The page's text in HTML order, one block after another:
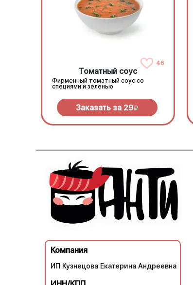
46
Томатный соус
Фирменный томатный соус со
специями и зеленью
Заказать за 29R
Компания
ИП Кузнецова Екатерина Андреевна